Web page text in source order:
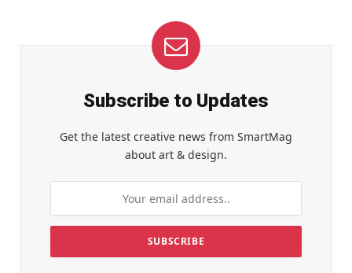
Subscribe to Updates
Get the latest creative news from SmartMag
about art & design.